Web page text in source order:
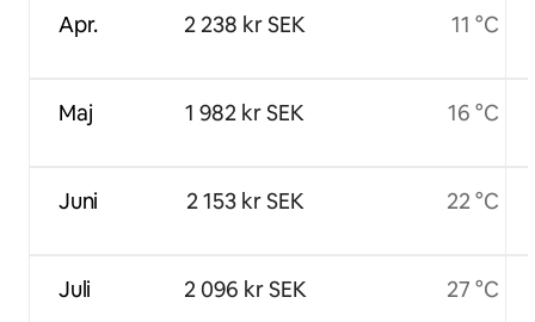
Apr.
Maj
Juni
Juli
2 238 kr SEK
1 982 kr SEK
2 153 kr SEK
2 096 kr SEK
11 °C
16 °C
22 °C
27 °C